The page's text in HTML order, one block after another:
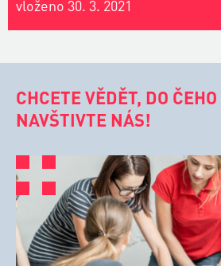
vloženo 30. 3. 2021
CHCETE VĚDĚT, DO
NAVŠTIVTE NÁS!